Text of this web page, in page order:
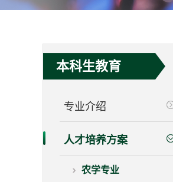
本科生教育
专业介绍
人才培养方案
农学专业